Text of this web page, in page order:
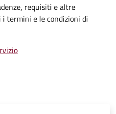
requisiti e altre
termini e le condizioni di